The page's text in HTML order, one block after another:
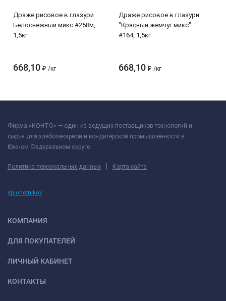
Драже рисовое в глазури
Белоснежный микс #258м,
1,5кг
668,10 ₽ /кг
Драже рисовое в глазури
"Красный жемчуг микс"
#164, 1,5кг
668,10 ₽ /кг
Фирма «КОНТО» — один из ведущих поставщиков технологий и
сырья для хлебопекарной и кондитерской промышленности в
Южном Федеральном округе.
Политика персональных данных Карта сайта
splohotnikov
КОМПАНИЯ
ДЛЯ ПОКУПАТЕЛЕЙ
ЛИЧНЫЙ КАБИНЕТ
КОНТАКТЫ